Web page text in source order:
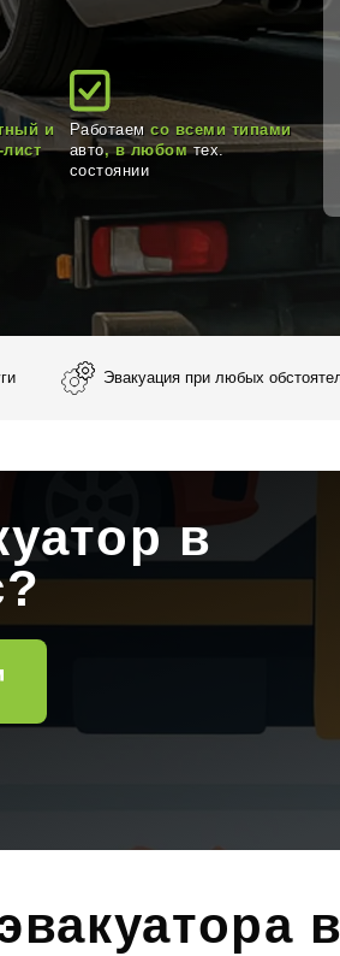
и
Работаемсо всеми типами
авто, в любомтех.
состоянии
Эвакуация при любых
в